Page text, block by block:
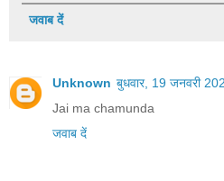
जवाब दें
Unknown बुधवार, 19 जनवरी
Jai ma chamunda
जवाब दें